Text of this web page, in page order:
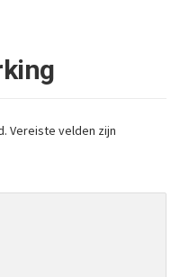
Vereiste velden zijn